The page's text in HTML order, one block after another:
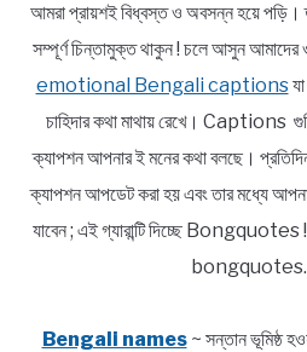
আমরা প্রায়শই বিধ্বস্ত ও অবসন্ন হয়ে পড়ি।
সম্পূর্ণ চিন্তামুক্ত থাকুন ! চলে আসুন আমাদের
emotional Bengali captions
চাহিদার কথা মাথায় রেখে। Captions
ক্যাপশন আপনার ই মনের কথা বলছে।
ক্যাপশন আপডেট করা হয় এবং তার মধ্যে
যাবেন ; এই গ্যারান্টি দিচ্ছে Bongquotes
Bengali names~ সন্তান ভূমিষ্ঠ